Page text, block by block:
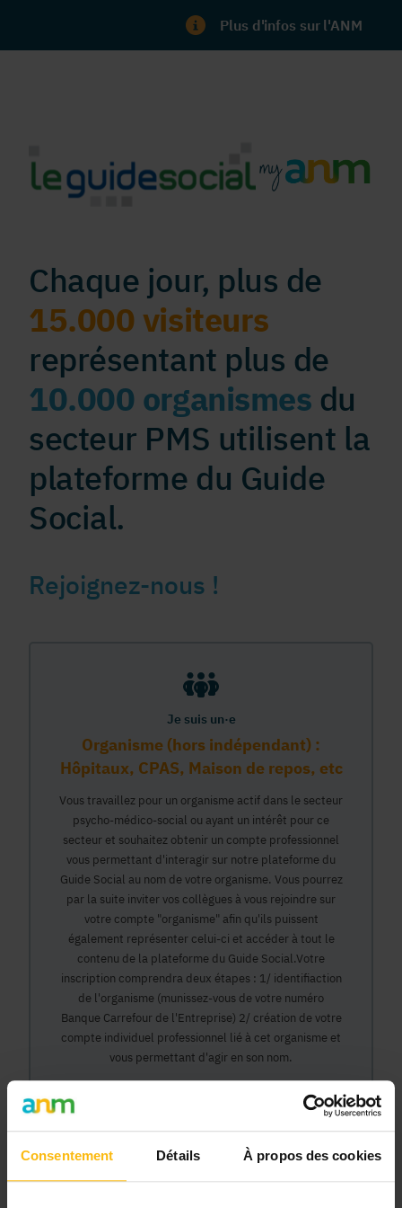
Consentement Détails À propos des cookies
Plus d'infos sur l'ANM
Chaque jour, plus de
15.000 visiteurs
représentant plus de
10.000 organismes du
secteur PMS utilisent la
plateforme du Guide
Social.
Rejoignez-nous !
Je suis un·e
Organisme (hors indépendant) :
Hôpitaux, CPAS, Maison de repos, etc
Vous travaillez pour un organisme actif dans le secteur
psycho-médico-social ou ayant un intérêt pour ce
secteur et souhaitez obtenir un compte professionnel
vous permettant d'interagir sur notre plateforme du
Guide Social au nom de votre organisme. Vous pourrez
par la suite inviter vos collègues à vous rejoindre sur
votre compte "organisme" afin qu'ils puissent
également représenter celui-ci et accéder à tout le
contenu de la plateforme du Guide Social.Votre
inscription comprendra deux étapes : 1/ identifiaction
de l'organisme (munissez-vous de votre numéro
Banque Carrefour de l'Entreprise) 2/ création de votre
compte individuel professionnel lié à cet organisme et
vous permettant d'agir en son nom.